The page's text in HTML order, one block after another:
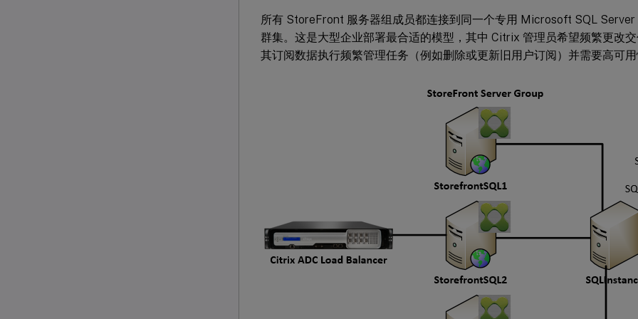
所有 StoreFront 服务器组成员都连接到同一个专用 Microsoft SQL Server
群集。这是大型企业部署最合适的模型，其中 Citrix 管理员希望频繁更改
其订阅数据执行频繁管理任务（例如删除或更新旧用户订阅）并需要高可